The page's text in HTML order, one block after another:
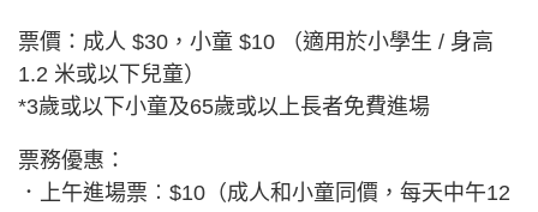
票價：成人 $30，小童 $10 （適用於小學生 / 身高
1.2 米或以下兒童）
*3歲或以下小童及65歲或以上長者免費進場
票務優惠：
．上午進場票︰$10（成人和小童同價，每天中午12